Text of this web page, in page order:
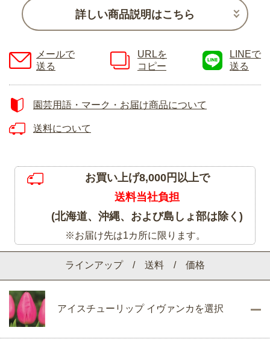
ラインアップ / 送料 / 価格
アイスチューリップ イヴァンカを選択
詳しい商品説明はこちら
メールで
送る
URLを
コピー
LINEで
送る
園芸用語・マーク・お届け商品について
送料について
お買い上げ8,000円以上で
送料当社負担
(北海道、沖縄、および島しょ部は除く)
※お届け先は1カ所に限ります。